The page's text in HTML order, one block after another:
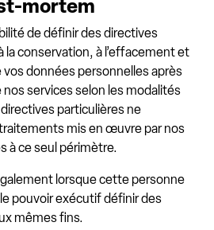
mortem
de définir des directives
la conservation, à l’effacement et
données personnelles après
services selon les modalités
particulières ne
mis en œuvre par nos
à ce seul périmètre.
lorsque cette personne
pouvoir exécutif définir des
mêmes fins.